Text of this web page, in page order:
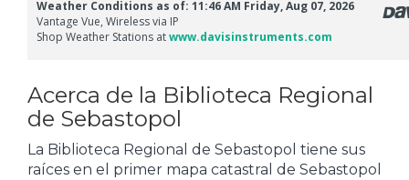
Acerca de la Biblioteca Regional
de Sebastopol
La Biblioteca Regional de Sebastopol tiene sus
raíces en el primer mapa catastral de Sebastopol